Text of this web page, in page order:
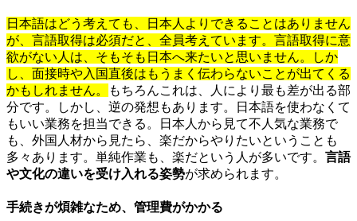
日本語はどう考えても、日本人よりできることはありません
が、言語取得は必須だと、全員考えています。言語取得に意
欲がない人は、そもそも日本へ来たいと思いません。しか
し、面接時や入国直後はもうまく伝わらないことが出てくる
かもしれません。
もちろんこれは、人により最も差が出る部
分です。しかし、逆の発想もあります。日本語を使わなくて
もいい業務を担当できる。日本人から見て不人気な業務で
も、外国人材から見たら、楽だからやりたいということも
多々あります。単純作業も、楽だという人が多いです。 言語
や文化の違いを受け入れる姿勢が求められます。
手続きが煩雑なため、管理費がかかる